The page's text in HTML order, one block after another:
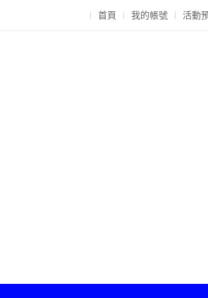
首頁 我的帳號 活動